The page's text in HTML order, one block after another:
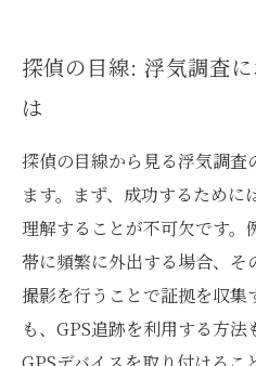
探偵の目線: 浮気調査
は
探偵の目線から見る浮気調査
ます。まず、成功するために
理解することが不可欠です。
帯に頻繁に外出する場合、そ
撮影を行うことで証拠を収集
も、GPS追跡を利用する方